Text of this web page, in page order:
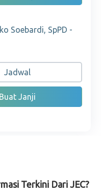
Soebardi, SpPD -
Jadwal
Buat Janji
Terkini Dari JEC?